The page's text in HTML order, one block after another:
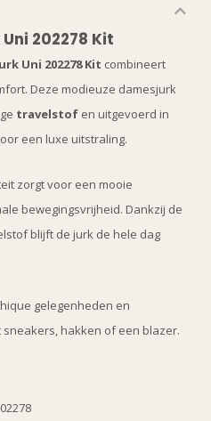
202278 Kit
Uni 202278 Kit combineert
Deze modieuze damesjurk
travelstof en uitgevoerd in
een luxe uitstraling.
zorgt voor een mooie
bewegingsvrijheid. Dankzij de
blijft de jurk de hele dag
gelegenheden en
hakken of een blazer.